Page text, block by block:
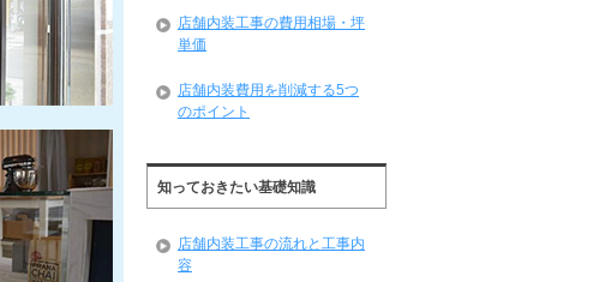
店舗内装工事の費用相場・坪
単価
店舗内装費用を削減する5つ
のポイント
知っておきたい基礎知識
店舗内装工事の流れと工事内
容